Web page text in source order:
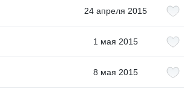
24 апреля 2015
1 мая 2015
8 мая 2015